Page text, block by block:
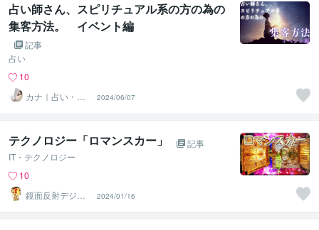
占い師さん、スピリチュアル系の方の為の
集客方法。 イベント編
記事
占い
10
カナ｜占い・ス
ピ系専門制作代
行
2024/06/07
テクノロジー「ロマンスカー」
記事
IT・テクノロジー
10
鏡面反射デジタ
ルアート製作所
（鈴木穣）
2024/01/16